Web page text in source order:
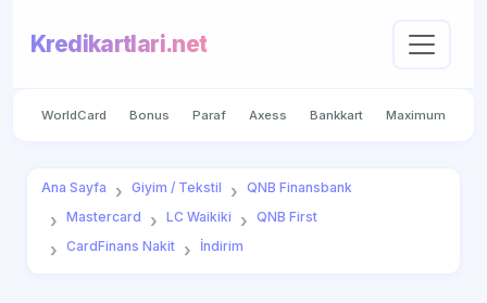
Kredikartlari.net
WorldCard Bonus Paraf Axess Bankkart Maximum
Ana Sayfa Giyim / Tekstil
QNB Finansbank
Mastercard
LC Waikiki
QNB First
CardFinans Nakit
İndirim